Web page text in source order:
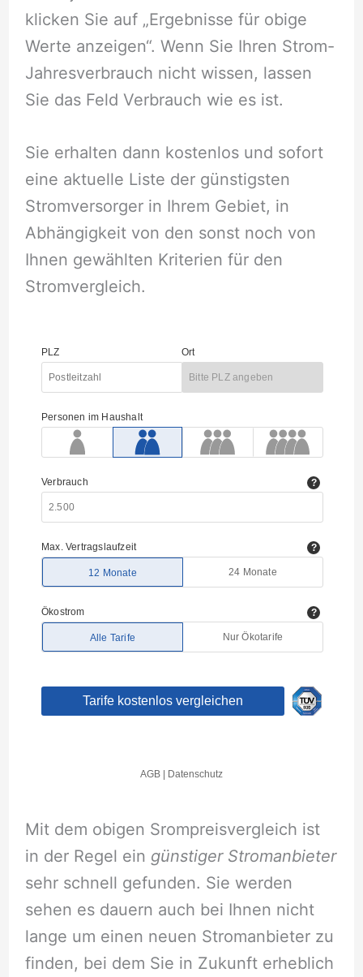
klicken Sie auf „Ergebnisse für obige
Werte anzeigen“. Wenn Sie Ihren Strom-
Jahresverbrauch nicht wissen, lassen
Sie das Feld Verbrauch wie es ist.
Sie erhalten dann kostenlos und sofort
eine aktuelle Liste der günstigsten
Stromversorger in Ihrem Gebiet, in
Abhängigkeit von den sonst noch von
Ihnen gewählten Kriterien für den
Stromvergleich.
Mit dem obigen Srompreisvergleich ist
in der Regel ein günstiger Stromanbieter
sehr schnell gefunden. Sie werden
sehen es dauern auch bei Ihnen nicht
lange um einen neuen Stromanbieter zu
finden, bei dem Sie in Zukunft erheblich